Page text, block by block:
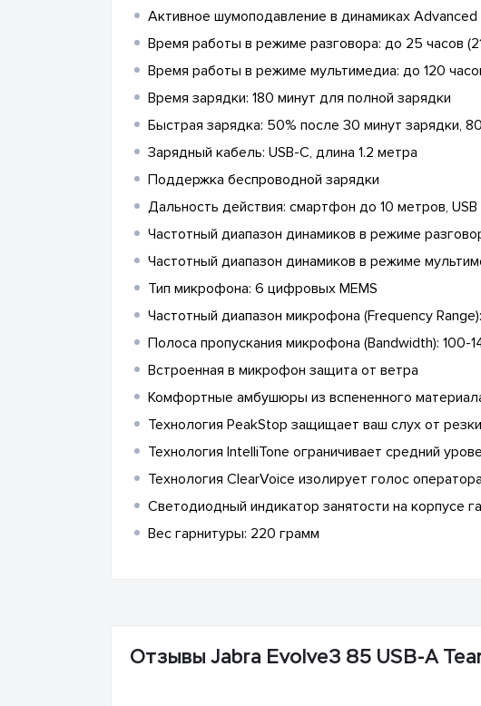
Активное шумоподавление в динамиках Advanced
Время работы в режиме разговора: до 25 часов
Время работы в режиме мультимедиа: до 120
Время зарядки: 180 минут для полной зарядки
Быстрая зарядка: 50% после 30 минут зарядки,
Зарядный кабель: USB-C, длина 1.2 метра
Поддержка беспроводной зарядки
Дальность действия: смартфон до 10 метров,
Частотный диапазон динамиков в режиме
Частотный диапазон динамиков в режиме
Тип микрофона: 6 цифровых MEMS
Частотный диапазон микрофона (Frequency
Полоса пропускания микрофона (Bandwidth): 100-
Встроенная в микрофон защита от ветра
Комфортные амбушюры из вспененного
Технология PeakStop защищает ваш слух от
Технология IntelliTone ограничивает средний
Технология ClearVoice изолирует голос
Светодиодный индикатор занятости на корпусе
Вес гарнитуры: 220 грамм
Отзывы Jabra Evolve3 85 USB-A